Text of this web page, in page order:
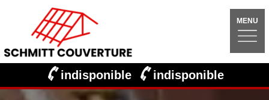
MENU
indisponible indisponible